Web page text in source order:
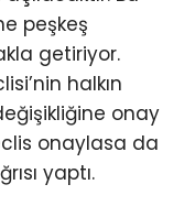
peşkeş
getiriyor.
halkın
onay
onaylasa da
yaptı.